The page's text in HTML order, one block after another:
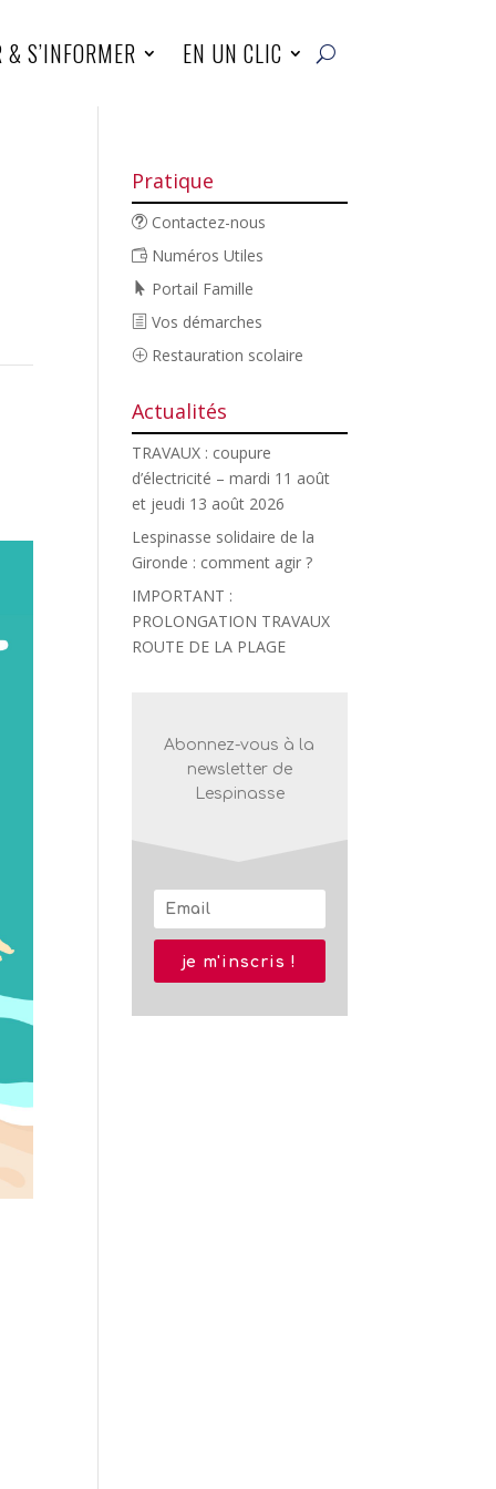
S’INFORMER EN UN CLIC
Pratique
Contactez-nous
Numéros Utiles
Portail Famille
Vos démarches
Restauration scolaire
Actualités
TRAVAUX : coupure
d’électricité – mardi 11 août
et jeudi 13 août 2026
Lespinasse solidaire de la
Gironde : comment agir ?
IMPORTANT :
PROLONGATION TRAVAUX
ROUTE DE LA PLAGE
Abonnez-vous à la
newsletter de
Lespinasse
je m'inscris !